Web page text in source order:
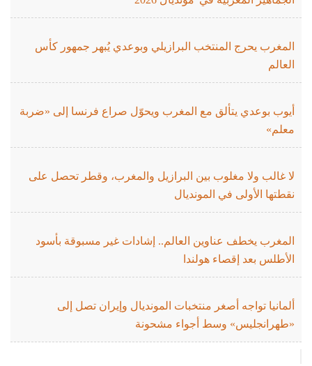
المغرب يحرج المنتخب البرازيلي وبوعدي يُبهر جمهور كأس
العالم
أيوب بوعدي يتألق مع المغرب ويحوّل صراع فرنسا إلى «ضربة
معلم»
لا غالب ولا مغلوب بين البرازيل والمغرب، وقطر تحصل على
نقطتها الأولى في المونديال
المغرب يخطف عناوين العالم.. إشادات غير مسبوقة بأسود
الأطلس بعد إقصاء هولندا
ألمانيا تواجه أصغر منتخبات المونديال وإيران تصل إلى
«طهرانجليس» وسط أجواء مشحونة